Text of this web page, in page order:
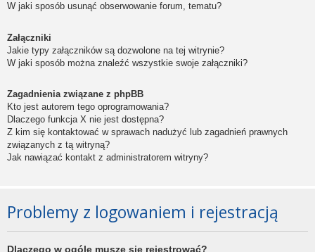
W jaki sposób usunąć obserwowanie forum, tematu?
Załączniki
Jakie typy załączników są dozwolone na tej witrynie?
W jaki sposób można znaleźć wszystkie swoje załączniki?
Zagadnienia związane z phpBB
Kto jest autorem tego oprogramowania?
Dlaczego funkcja X nie jest dostępna?
Z kim się kontaktować w sprawach nadużyć lub zagadnień prawnych
związanych z tą witryną?
Jak nawiązać kontakt z administratorem witryny?
Problemy z logowaniem i rejestracją
Dlaczego w ogóle muszę się rejestrować?